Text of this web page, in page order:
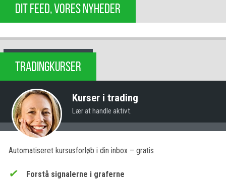
DIT FEED, VORES NYHEDER
TRADINGKURSER
Kurser i trading
Lær at handle aktivt.
Automatiseret kursusforløb i din inbox – gratis
Forstå signalerne i graferne